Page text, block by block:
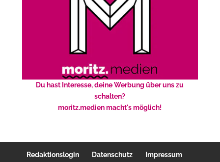
Du hast Interesse, deine Werbung über uns zu
schalten?
moritz.medien macht's möglich!
Redaktionslogin Datenschutz
Impressum